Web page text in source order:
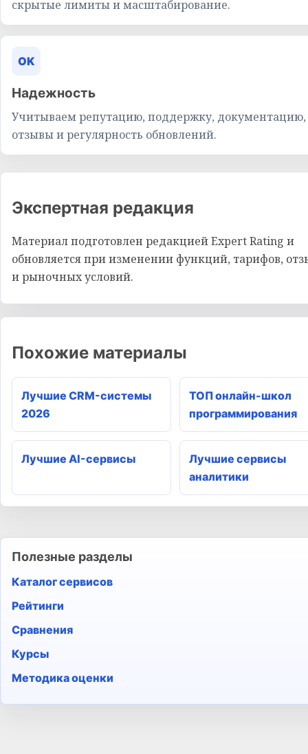
скрытые лимиты и масштабирование.
OK
Надежность
Учитываем репутацию, поддержку, документацию,
отзывы и регулярность обновлений.
Экспертная редакция
Материал подготовлен редакцией Expert Rating и
обновляется при изменении функций, тарифов,
и рыночных условий.
Похожие материалы
Лучшие CRM-системы
2026
ТОП онлайн-школ
программирования
Лучшие AI-сервисы
Лучшие сервисы
аналитики
Полезные разделы
Каталог сервисов
Рейтинги
Сравнения
Курсы
Методика оценки